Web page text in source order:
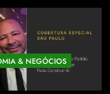
& NEGÓCIOS